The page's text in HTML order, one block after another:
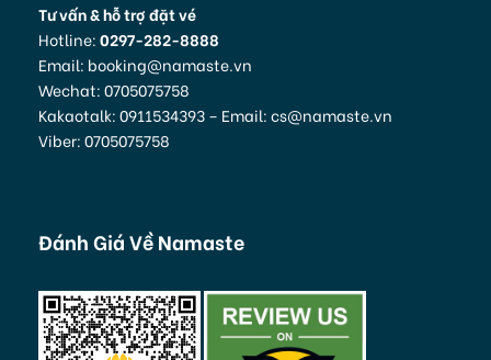
Tư vấn & hỗ trợ đặt vé
Hotline:0297-282-8888
Email: booking@namaste.vn
Wechat: 0705075758
Kakaotalk: 0911534393 – Email: cs@namaste.vn
Viber: 0705075758
Đánh Giá Về Namaste